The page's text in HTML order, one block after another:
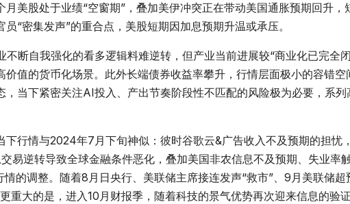
美股处于业绩“空窗期”，叠加美伊冲突正在带动美国通胀预期回升，
“密集发声”的重合点，美股短期因加息预期升温或承压。
不断自我强化的看多逻辑料难逆转，但产业当前进展较“商业化已完全
值的货币化场景。此外长端债券收益率攀升，行情层面极小的容错空
当下紧密关注AI投入、产出节奏阶段性不匹配的风险极为必要，系列
下行情与2024年7月下旬神似：彼时谷歌云&广告收入不及预期的担忧
易逆转导致全球金融条件恶化，叠加美国非农信息不及预期、失业率
的调整。随着8月日央行、美联储主席接连发声“救市”、9月美联储超
重大的是，进入10月财报季，随着科技的景气优势再次迎来信息的验